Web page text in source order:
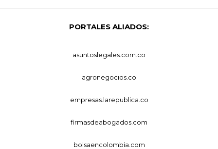
PORTALES ALIADOS:
asuntoslegales.com.co
agronegocios.co
empresas.larepublica.co
firmasdeabogados.com
bolsaencolombia.com